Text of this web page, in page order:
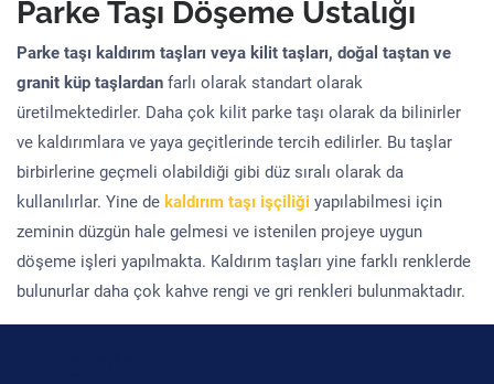
Parke Taşı Döşeme Ustalığı
Parke taşı kaldırım taşları veya kilit taşları, doğal taştan ve
granit küp taşlardan farlı olarak standart olarak
üretilmektedirler. Daha çok kilit parke taşı olarak da bilinirler
ve kaldırımlara ve yaya geçitlerinde tercih edilirler. Bu taşlar
birbirlerine geçmeli olabildiği gibi düz sıralı olarak da
kullanılırlar. Yine de kaldırım taşı işçiliği yapılabilmesi için
zeminin düzgün hale gelmesi ve istenilen projeye uygun
döşeme işleri yapılmakta. Kaldırım taşları yine farklı renklerde
bulunurlar daha çok kahve rengi ve gri renkleri bulunmaktadır.